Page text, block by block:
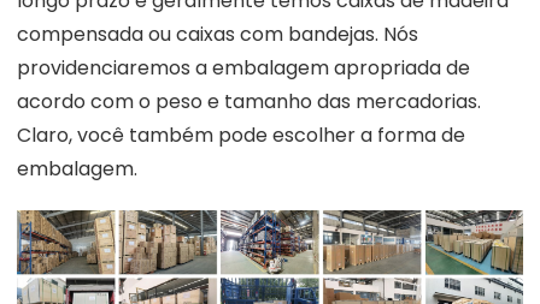
compensada ou caixas com bandejas. Nós
providenciaremos a embalagem apropriada de
acordo com o peso e tamanho das mercadorias.
Claro, você também pode escolher a forma de
embalagem.